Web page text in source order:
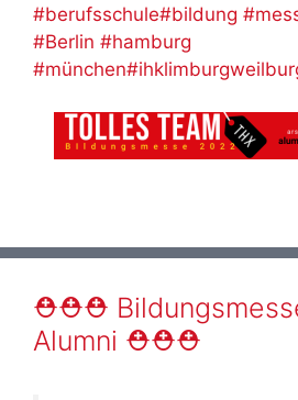
#berufsschule#bildung
#Berlin #hamburg
#münchen
⛑⛑⛑
Alumni ⛑⛑⛑